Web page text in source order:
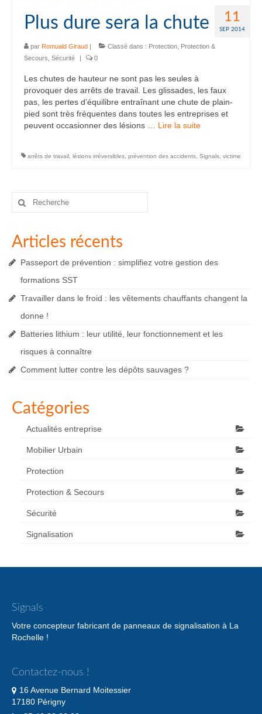
11
SEP 2014
Plus dure sera la chute
par Romuald Giraud | Classé dans : Protection Protection &
Secours Sécurité | 0
Les chutes de hauteur ne sont pas les seules à
provoquer des arrêts de travail. Les glissades, les faux
pas, les pertes d’équilibre entraînant une chute de plain-
pied sont très fréquentes dans toutes les entreprises et
peuvent occasionner des lésions … Lire la suite­­
arrêts de travail lésions irréversibles prévention des accidents Signals victime
Rechercher
Articles récents
Passeport de prévention : simplifiez votre gestion des
formations SST
Travailler dans le froid : les vêtements chauffants changent la
donne !
Batteries lithium : leur utilité, leur fonctionnement et les
risques à connaître
Comment lutter contre les dépôts sauvages ?
Catégories
Actualités entreprise
Mobilier Urbain
Protection
Protection & Secours
Sécurité
Signalisation
Signals
Votre concepteur fabricant de panneaux de signalisation à La
Rochelle !
Contactez-nous !
16 Avenue Bernard Moitessier
17180 Périgny